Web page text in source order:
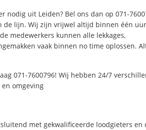
nodig uit Leiden? Bel ons dan op 071-
de lijn. Wij zijn vrijwel altijd binnen één
medewerkers kunnen alle lekkages,
vaak binnen no time oplossen.
071-7600796! Wij hebben 24/7
omgeving
met gekwalificeerde loodgieters en